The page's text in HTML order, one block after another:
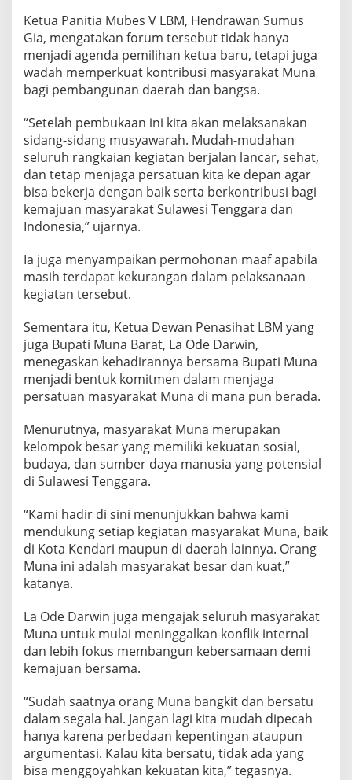
M
a
s
y
a
r
a
t
M
u
n
a
,
S
r
k
a
P
e
s
a
t
a
n
d
a
n
e
e
s
t
a
n
B
u
y
a
Ketua Panitia Mubes V LBM, Hendrawan Sumus
Gia, mengatakan forum tersebut tidak hanya
menjadi agenda pemilihan ketua baru, tetapi juga
wadah memperkuat kontribusi masyarakat Muna
bagi pembangunan daerah dan bangsa.
“Setelah pembukaan ini kita akan melaksanakan
sidang-sidang musyawarah. Mudah-mudahan
seluruh rangkaian kegiatan berjalan lancar, sehat,
dan tetap menjaga persatuan kita ke depan agar
bisa bekerja dengan baik serta berkontribusi bagi
kemajuan masyarakat Sulawesi Tenggara dan
Indonesia,” ujarnya.
Ia juga menyampaikan permohonan maaf apabila
masih terdapat kekurangan dalam pelaksanaan
kegiatan tersebut.
Sementara itu, Ketua Dewan Penasihat LBM yang
juga Bupati Muna Barat, La Ode Darwin,
menegaskan kehadirannya bersama Bupati Muna
menjadi bentuk komitmen dalam menjaga
persatuan masyarakat Muna di mana pun berada.
Menurutnya, masyarakat Muna merupakan
kelompok besar yang memiliki kekuatan sosial,
budaya, dan sumber daya manusia yang potensial
di Sulawesi Tenggara.
“Kami hadir di sini menunjukkan bahwa kami
mendukung setiap kegiatan masyarakat Muna, baik
di Kota Kendari maupun di daerah lainnya. Orang
Muna ini adalah masyarakat besar dan kuat,”
katanya.
La Ode Darwin juga mengajak seluruh masyarakat
Muna untuk mulai meninggalkan konflik internal
dan lebih fokus membangun kebersamaan demi
kemajuan bersama.
“Sudah saatnya orang Muna bangkit dan bersatu
dalam segala hal. Jangan lagi kita mudah dipecah
hanya karena perbedaan kepentingan ataupun
argumentasi. Kalau kita bersatu, tidak ada yang
bisa menggoyahkan kekuatan kita,” tegasnya.